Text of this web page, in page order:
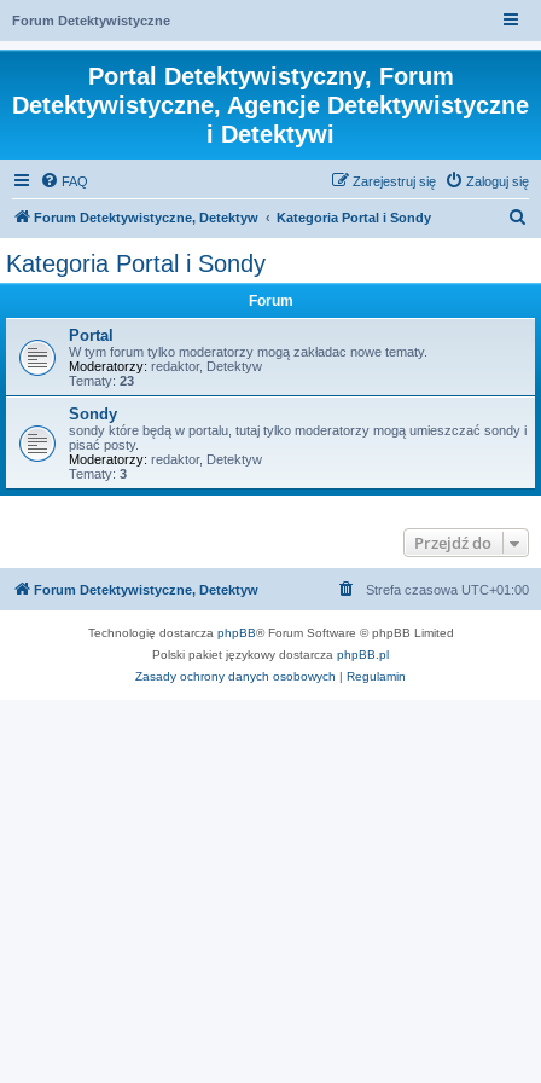
Forum Detektywistyczne
Portal Detektywistyczny, Forum
Detektywistyczne, Agencje Detektywistyczne
i Detektywi
FAQ Zaloguj się
Zarejestruj się
Forum Detektywistyczne, Detektyw Kategoria Portal i Sondy
Kategoria Portal i Sondy
Forum
Portal
W tym forum tylko moderatorzy mogą zakładac nowe tematy.
Moderatorzy: redaktor, Detektyw
Tematy: 23
Sondy
sondy które będą w portalu, tutaj tylko moderatorzy mogą umieszczać sondy i
pisać posty.
Moderatorzy: redaktor, Detektyw
Tematy: 3
Przejdź do
Forum Detektywistyczne, Detektyw Strefa czasowa UTC+01:00
Technologię dostarcza phpBB® Forum Software © phpBB Limited
Polski pakiet językowy dostarcza phpBB.pl
Zasady ochrony danych osobowych | Regulamin